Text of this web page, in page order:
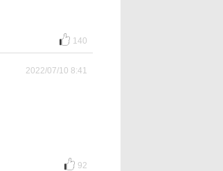
140
2022/07/10 8:41
92